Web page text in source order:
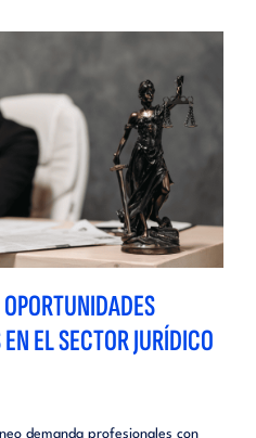
EL SECTOR JURÍDICO
demanda profesionales con